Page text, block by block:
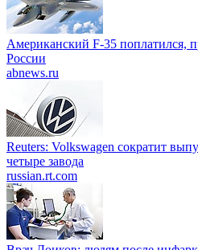
Американский F-35 поплатился,
России
abnews.ru
Reuters: Volkswagen сократит
четыре завода
russian.rt.com